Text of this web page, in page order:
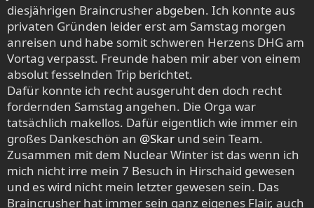
:
diesjährigen Braincrusher abgeben. Ich konnte aus
privaten Gründen leider erst am Samstag morgen
anreisen und habe somit schweren Herzens DHG am
Vortag verpasst. Freunde haben mir aber von einem
absolut fesselnden Trip berichtet.
Dafür konnte ich recht ausgeruht den doch recht
fordernden Samstag angehen. Die Orga war
tatsächlich makellos. Dafür eigentlich wie immer ein
großes Dankeschön an @Skar und sein Team.
Zusammen mit dem Nuclear Winter ist das wenn ich
mich nicht irre mein 7 Besuch in Hirschaid gewesen
und es wird nicht mein letzter gewesen sein. Das
Braincrusher hat immer sein ganz eigenes Flair, auch